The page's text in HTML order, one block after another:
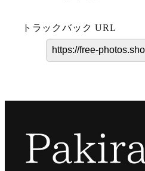
トラックバック URL